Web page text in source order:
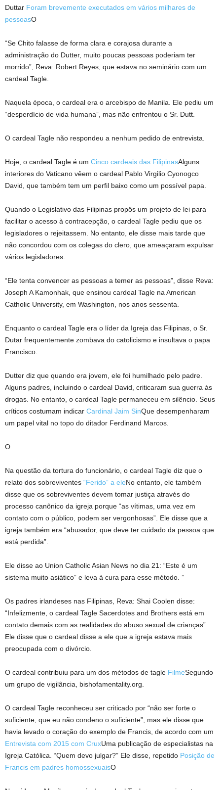
Duttar Foram brevemente executados em vários milhares de
pessoasO
“Se Chito falasse de forma clara e corajosa durante a
administração do Dutter, muito poucas pessoas poderiam ter
morrido”, Reva: Robert Reyes, que estava no seminário com um
cardeal Tagle.
Naquela época, o cardeal era o arcebispo de Manila. Ele pediu um
“desperdício de vida humana”, mas não enfrentou o Sr. Dutt.
O cardeal Tagle não respondeu a nenhum pedido de entrevista.
Hoje, o cardeal Tagle é um Cinco cardeais das FilipinasAlguns
interiores do Vaticano vêem o cardeal Pablo Virgilio Cyonogco
David, que também tem um perfil baixo como um possível papa.
Quando o Legislativo das Filipinas propôs um projeto de lei para
facilitar o acesso à contracepção, o cardeal Tagle pediu que os
legisladores o rejeitassem. No entanto, ele disse mais tarde que
não concordou com os colegas do clero, que ameaçaram expulsar
vários legisladores.
“Ele tenta convencer as pessoas a temer as pessoas”, disse Reva:
Joseph A Kamonhak, que ensinou cardeal Tagle na American
Catholic University, em Washington, nos anos sessenta.
Enquanto o cardeal Tagle era o líder da Igreja das Filipinas, o Sr.
Dutar frequentemente zombava do catolicismo e insultava o papa
Francisco.
Dutter diz que quando era jovem, ele foi humilhado pelo padre.
Alguns padres, incluindo o cardeal David, criticaram sua guerra às
drogas. No entanto, o cardeal Tagle permaneceu em silêncio. Seus
críticos costumam indicar Cardinal Jaim SinQue desempenharam
um papel vital no topo do ditador Ferdinand Marcos.
O
Na questão da tortura do funcionário, o cardeal Tagle diz que o
relato dos sobreviventes “Ferido” a eleNo entanto, ele também
disse que os sobreviventes devem tomar justiça através do
processo canônico da igreja porque “as vítimas, uma vez em
contato com o público, podem ser vergonhosas”. Ele disse que a
igreja também era “abusador, que deve ter cuidado da pessoa que
está perdida”.
Ele disse ao Union Catholic Asian News no dia 21: “Este é um
sistema muito asiático” e leva à cura para esse método. ”
Os padres irlandeses nas Filipinas, Reva: Shai Coolen disse:
“Infelizmente, o cardeal Tagle Sacerdotes and Brothers está em
contato demais com as realidades do abuso sexual de crianças”.
Ele disse que o cardeal disse a ele que a igreja estava mais
preocupada com o divórcio.
O cardeal contribuiu para um dos métodos de tagle FilmeSegundo
um grupo de vigilância, bishofamentality.org.
O cardeal Tagle reconheceu ser criticado por “não ser forte o
suficiente, que eu não condeno o suficiente”, mas ele disse que
havia levado o coração do exemplo de Francis, de acordo com um
Entrevista com 2015 com CruxUma publicação de especialistas na
Igreja Católica. “Quem devo julgar?” Ele disse, repetido Posição de
Francis em padres homossexuaisO